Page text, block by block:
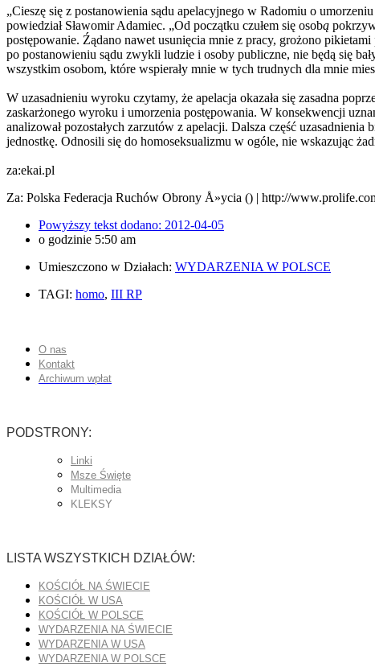
„Cieszę się z postanowienia sądu apelacyjnego w Radomiu o
powiedział Sławomir Adamiec. „Od początku czułem się osobą
postępowanie. Źądano nawet usunięcia mnie z pracy, grożono
po postanowieniu sądu zwykli ludzie i osoby publiczne, nie będą się
wszystkim osobom, które wspierały mnie w tych trudnych dla mnie
W uzasadnieniu wyroku czytamy, że apelacja okazała się zasadna
zaskarżonego wyroku i umorzenia postępowania. W konsekwencji
analizował pozostałych zarzutów z apelacji. Dalsza część
jednostkę. Odnosili się do homoseksualizmu w ogóle, nie wskazując
za:ekai.pl
Za: Polska Federacja Ruchów Obrony Å»ycia () | http://
Powyższy tekst dodano: 2012-04-05
o godzinie 5:50 am
Umieszczono w Działach: WYDARZENIA W POLSCE
TAGI: homo, III RP
O nas
Kontakt
Archiwum wpłat
PODSTRONY:
Linki
Msze Święte
Multimedia
KLEKSY
LISTA WSZYSTKICH DZIAŁÓW:
KOŚCIÓŁ NA ŚWIECIE
KOŚCIÓŁ W USA
KOŚCIÓŁ W POLSCE
WYDARZENIA NA ŚWIECIE
WYDARZENIA W USA
WYDARZENIA W POLSCE